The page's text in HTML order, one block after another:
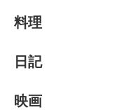
料理
日記
映画